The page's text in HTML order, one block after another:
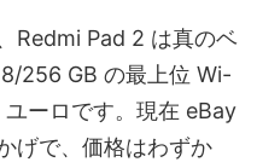
Redmi Pad 2 は真のベ
256 GB の最上位 Wi-
ーロです。現在 eBay
げで、価格はわずか